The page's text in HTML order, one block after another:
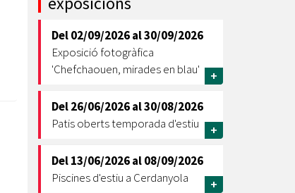
Ètica i Integritat
Retiment de Comptes
Dades Obertes
Catàleg de Serveis i Tràmits
Equipaments
Mercats Municipals
Webs Municipals
Del02/09/2026al30/09/2026
Exposició fotogràfica
'Chefchaouen, mirades en blau'
+
Del26/06/2026al30/08/2026
Patis oberts temporada d'estiu
+
Del13/06/2026al08/09/2026
Piscines d'estiu a Cerdanyola
+